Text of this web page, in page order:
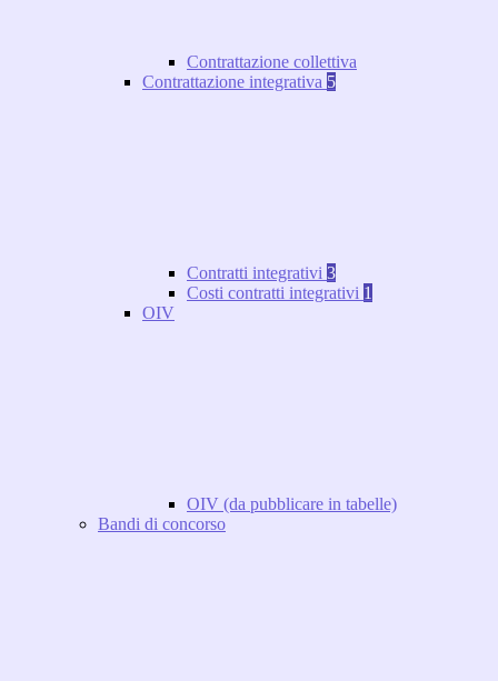
Contrattazione collettiva
Contrattazione integrativa 5
Contratti integrativi 3
Costi contratti integrativi 1
OIV
OIV (da pubblicare in tabelle)
Bandi di concorso